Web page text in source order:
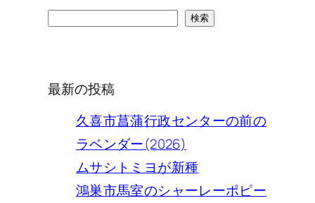
検索
最新の投稿
久喜市菖蒲行政センターの前の
ラベンダー(2026)
ムサシトミヨが新種
鴻巣市馬室のシャーレーポピー